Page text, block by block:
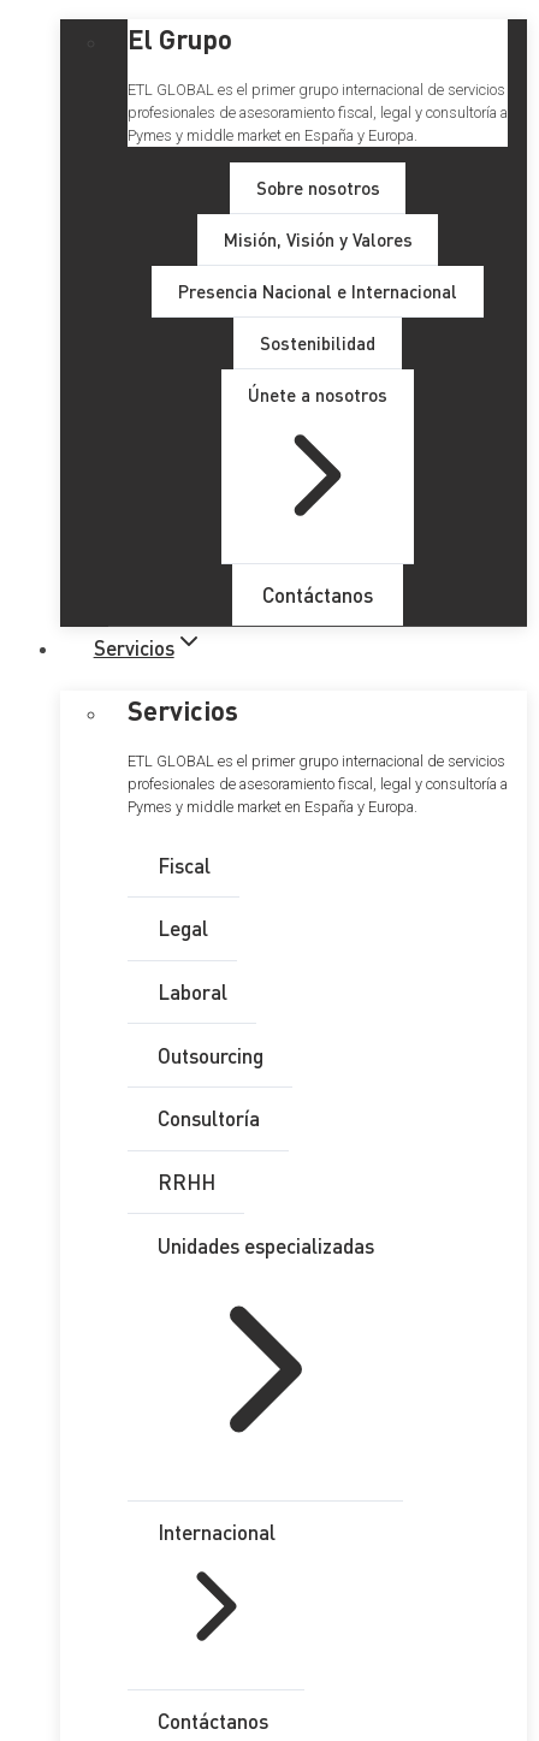
El Grupo
ETL GLOBAL es el primer grupo internacional de servicios
profesionales de asesoramiento fiscal, legal y consultoría a
Pymes y middle market en España y Europa.
Sobre nosotros
Misión, Visión y Valores
Presencia Nacional e Internacional
Sostenibilidad
Únete a nosotros
Contáctanos
Servicios
Servicios
ETL GLOBAL es el primer grupo internacional de servicios
profesionales de asesoramiento fiscal, legal y consultoría a
Pymes y middle market en España y Europa.
Fiscal
Legal
Laboral
Outsourcing
Consultoría
RRHH
Unidades especializadas
Internacional
Contáctanos